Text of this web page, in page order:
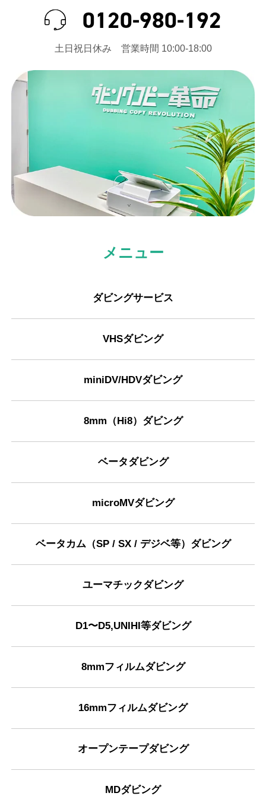
0120-980-192
⼟⽇祝⽇休み 営業時間 10:00-18:00
メニュー
ダビングサービス
VHSダビング
miniDV/HDVダビング
8mm（Hi8）ダビング
ベータダビング
microMVダビング
ベータカム（SP / SX / デジベ等）ダビング
ユーマチックダビング
D1〜D5,UNIHI等ダビング
8mmフィルムダビング
16mmフィルムダビング
オープンテープダビング
MDダビング